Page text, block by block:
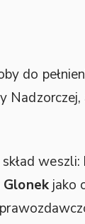
do
Nadzorczej,
weszli:
Glonekjako